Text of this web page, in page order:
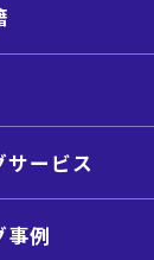
サービス
事例